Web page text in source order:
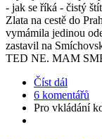
- jak se říká - čistý
Zlata na cestě do
vymámila jedinou
zastavil na
TED NE. MAM
Číst dál
6 komentářů
Pro vkládání